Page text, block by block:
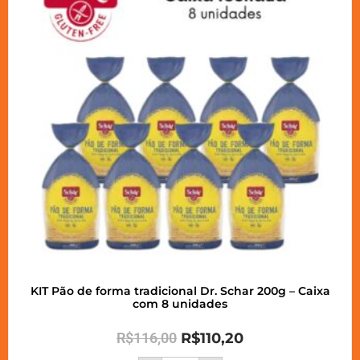
KIT Pão de forma tradicional Dr. Schar 200g – Caixa
com 8 unidades
R$116,00 R$110,20